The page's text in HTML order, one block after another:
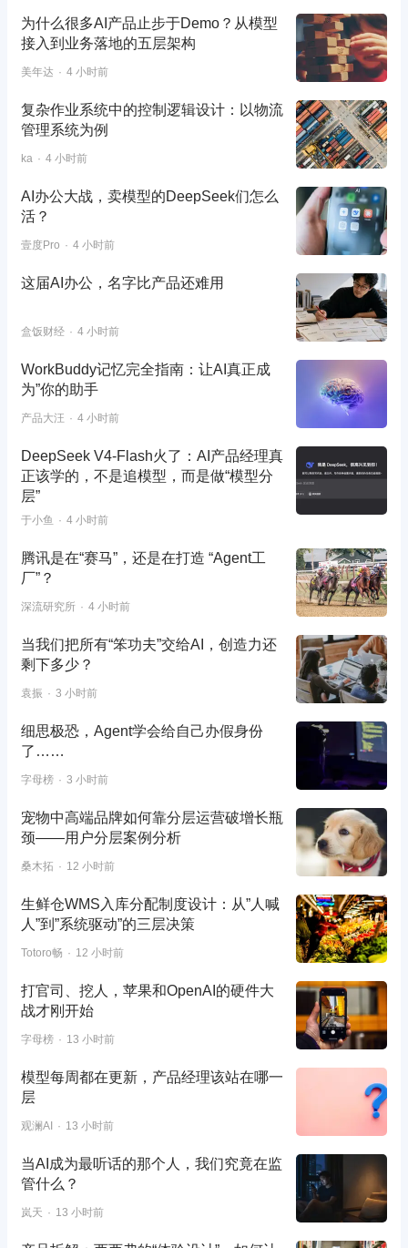
为什么很多AI产品止步于Demo？从模型
接入到业务落地的五层架构
美年达 4 小时前
复杂作业系统中的控制逻辑设计：以物流
管理系统为例
ka 4 小时前
AI办公大战，卖模型的DeepSeek们怎么
活？
壹度Pro 4 小时前
这届AI办公，名字比产品还难用
盒饭财经 4 小时前
WorkBuddy记忆完全指南：让AI真正成
为”你的助手
产品大汪 4 小时前
DeepSeek V4-Flash火了：AI产品经理真
正该学的，不是追模型，而是做“模型分
层”
于小鱼 4 小时前
腾讯是在“赛马”，还是在打造 “Agent工
厂”？
深流研究所 4 小时前
当我们把所有“笨功夫”交给AI，创造力还
剩下多少？
袁振 3 小时前
细思极恐，Agent学会给自己办假身份
了……
字母榜 3 小时前
宠物中高端品牌如何靠分层运营破增长瓶
颈——用户分层案例分析
桑木拓 12 小时前
生鲜仓WMS入库分配制度设计：从”人喊
人”到”系统驱动”的三层决策
Totoro畅 12 小时前
打官司、挖人，苹果和OpenAI的硬件大
战才刚开始
字母榜 13 小时前
模型每周都在更新，产品经理该站在哪一
层
观澜AI 13 小时前
当AI成为最听话的那个人，我们究竟在监
管什么？
岚天 13 小时前